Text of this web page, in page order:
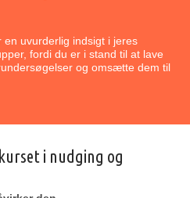
en uvurderlig indsigt i jeres
fordi du er i stand til at lave
og omsætte dem til
i nudging og